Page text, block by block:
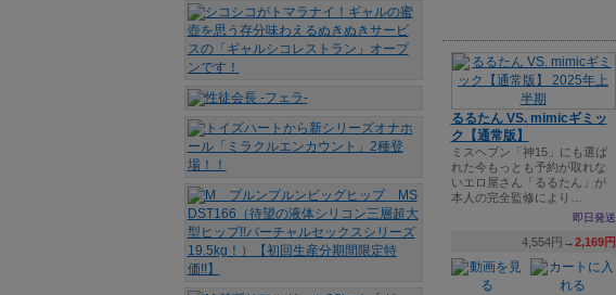
るるたん VS. mimicギミッ
ク【通常版】
ミスヘブン「神15」にも選ば
れた今もっとも予約が取れな
いエロ屋さん「るるたん」が
本人の完全監修により…
即日発送
4,554円→2,169円